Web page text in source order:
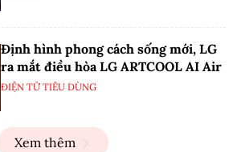
Định hình phong cách sống mới, LG
ra mắt điều hòa LG ARTCOOL AI Air
ĐIỆN TỬ TIÊU DÙNG
Xem thêm